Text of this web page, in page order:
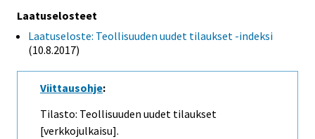
Laatuselosteet
Laatuseloste: Teollisuuden uudet tilaukset -indeksi
(10.8.2017)
Viittausohje:
Tilasto: Teollisuuden uudet tilaukset
[verkkojulkaisu].